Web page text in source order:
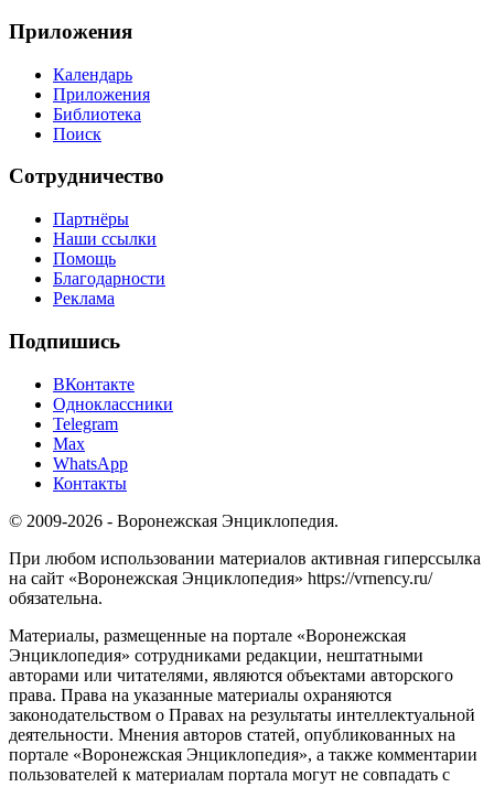
Приложения
Календарь
Приложения
Библиотека
Поиск
Сотрудничество
Партнёры
Наши ссылки
Помощь
Благодарности
Реклама
Подпишись
ВКонтакте
Одноклассники
Telegram
Max
WhatsApp
Контакты
© 2009-2026 - Воронежская Энциклопедия.
При любом использовании материалов активная гиперссылка
на сайт «Воронежская Энциклопедия» https://vrnency.ru/
обязательна.
Материалы, размещенные на портале «Воронежская
Энциклопедия» сотрудниками редакции, нештатными
авторами или читателями, являются объектами авторского
права. Права на указанные материалы охраняются
законодательством о Правах на результаты интеллектуальной
деятельности. Мнения авторов статей, опубликованных на
портале «Воронежская Энциклопедия», а также комментарии
пользователей к материалам портала могут не совпадать с